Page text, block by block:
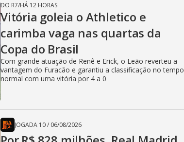
DO R7/HÁ 12 HORAS
Vitória goleia o Athletico e
carimba vaga nas quartas da
Copa do Brasil
Com grande atuação de Renê e Erick, o Leão reverteu a
vantagem do Furacão e garantiu a classificação no tempo
normal com uma vitória por 4 a 0
JOGADA 10/ 06/08/2026